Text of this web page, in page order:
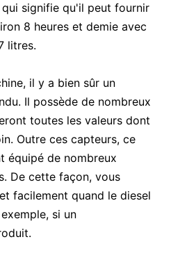
signifie qu'il peut fournir
8 heures et demie avec
litres.
il y a bien sûr un
Il possède de nombreux
toutes les valeurs dont
Outre ces capteurs, ce
équipé de nombreux
De cette façon, vous
facilement quand le diesel
si un